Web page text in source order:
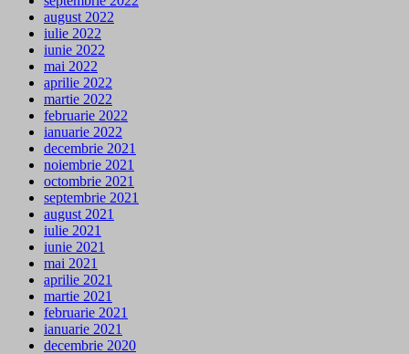
august 2022
iulie 2022
iunie 2022
mai 2022
aprilie 2022
martie 2022
februarie 2022
ianuarie 2022
decembrie 2021
noiembrie 2021
octombrie 2021
septembrie 2021
august 2021
iulie 2021
iunie 2021
mai 2021
aprilie 2021
martie 2021
februarie 2021
ianuarie 2021
decembrie 2020